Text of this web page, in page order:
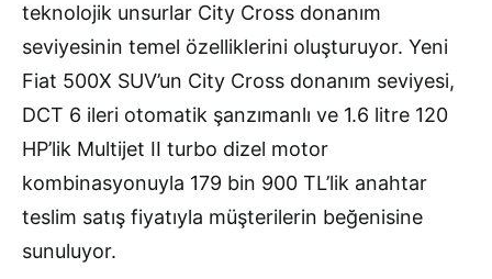
teknolojik unsurlar City Cross donanım
seviyesinin temel özelliklerini oluşturuyor. Yeni
Fiat 500X SUV’un City Cross donanım seviyesi,
DCT 6 ileri otomatik şanzımanlı ve 1.6 litre 120
HP’lik Multijet II turbo dizel motor
kombinasyonuyla 179 bin 900 TL’lik anahtar
teslim satış fiyatıyla müşterilerin beğenisine
sunuluyor.